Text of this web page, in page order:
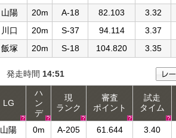
山陽 20m A-18 82.103
3.32
川口 20m S-37 94.114
3.37
飯塚 20m S-18 104.820 3.35
発走時間 14:51
LG
ハ
ン
デ
現
ランク
審査
ポイント
試走
タイム
山陽 0m A-205 61.644
3.40